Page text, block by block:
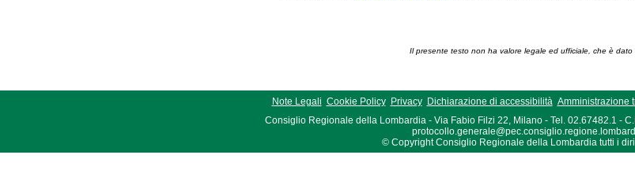
Il presente testo non ha valore legale ed ufficiale, che è
Note Legali Cookie Policy Privacy Dichiarazione di accessibilità Amministrazione
Consiglio Regionale della Lombardia - Via Fabio Filzi 22, Milano - Tel. 02.67482.1 -
© Copyright Consiglio Regionale della Lombardia tutti i